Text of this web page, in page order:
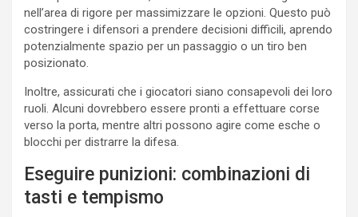
nell’area di rigore per massimizzare le opzioni. Questo può
costringere i difensori a prendere decisioni difficili, aprendo
potenzialmente spazio per un passaggio o un tiro ben
posizionato.
Inoltre, assicurati che i giocatori siano consapevoli dei loro
ruoli. Alcuni dovrebbero essere pronti a effettuare corse
verso la porta, mentre altri possono agire come esche o
blocchi per distrarre la difesa.
Eseguire punizioni: combinazioni di
tasti e tempismo